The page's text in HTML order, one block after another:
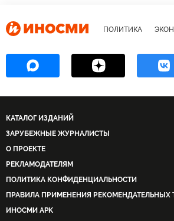
Летят журавли Броненосец Потемкин
Андрей Рублев Солярис Иван Грозный
Возрождение российского
ПОЛИТИКА
КАТАЛОГ ИЗДАНИЙ
ЗАРУБЕЖНЫЕ ЖУРНАЛИСТЫ
О ПРОЕКТЕ
РЕКЛАМОДАТЕЛЯМ
ПОЛИТИКА КОНФИДЕНЦИАЛЬНОСТИ
ПРАВИЛА ПРИМЕНЕНИЯ РЕКОМЕНДАТЕЛЬНЫХ
ИНОСМИ APK